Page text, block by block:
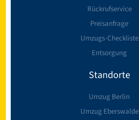
Rückrufservice
Preisanfrage
Umzugs-Checkliste
Entsorgung
Standorte
Umzug Berlin
Umzug Eberswalde